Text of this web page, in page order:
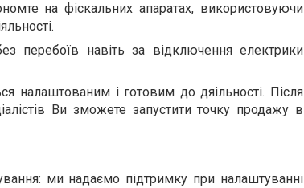
на фіскальних апаратах, використовуючи
перебоїв навіть за відключення електрики
налаштованим і готовим до дяільності. Після
Ви зможете запустити точку продажу в
ми надаємо підтримку при налаштуванні